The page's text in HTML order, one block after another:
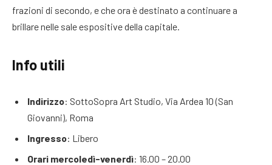
frazioni di secondo, e che ora è destinato a continuare a
brillare nelle sale espositive della capitale.
Info utili
Indirizzo: SottoSopra Art Studio, Via Ardea 10 (San
Giovanni), Roma
Ingresso: Libero
Orari mercoledì-venerdì: 16.00 – 20.00